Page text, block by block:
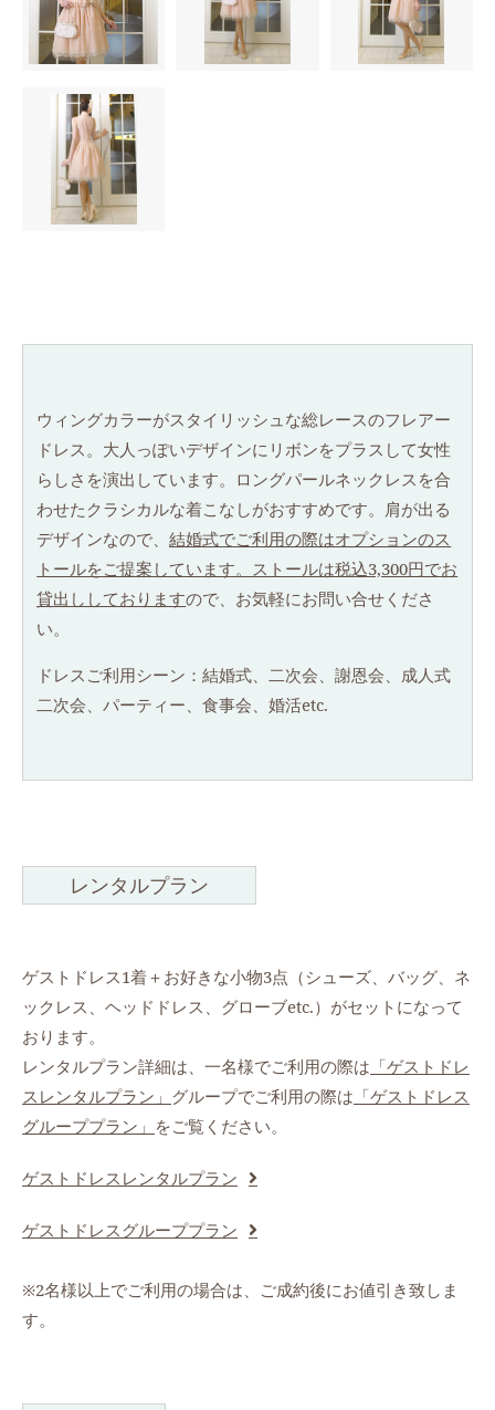
ウィングカラーがスタイリッシュな総レースのフレアー
ドレス。大人っぽいデザインにリボンをプラスして女性
らしさを演出しています。ロングパールネックレスを合
わせたクラシカルな着こなしがおすすめです。肩が出る
デザインなので、結婚式でご利用の際はオプションのス
トールをご提案しています。ストールは税込3,300円でお
貸出ししておりますので、お気軽にお問い合せくださ
い。
ドレスご利用シーン：結婚式、二次会、謝恩会、成人式
二次会、パーティー、食事会、婚活etc.
レンタルプラン
ゲストドレス1着＋お好きな小物3点（シューズ、バッグ、ネ
ックレス、ヘッドドレス、グローブetc.）がセットになって
おります。
レンタルプラン詳細は、一名様でご利用の際は 「ゲストドレ
スレンタルプラン」 グループでご利用の際は 「ゲストドレス
グループプラン」 をご覧ください。
ゲストドレスレンタルプラン
ゲストドレスグループプラン
※2名様以上でご利用の場合は、ご成約後にお値引き致しま
す。